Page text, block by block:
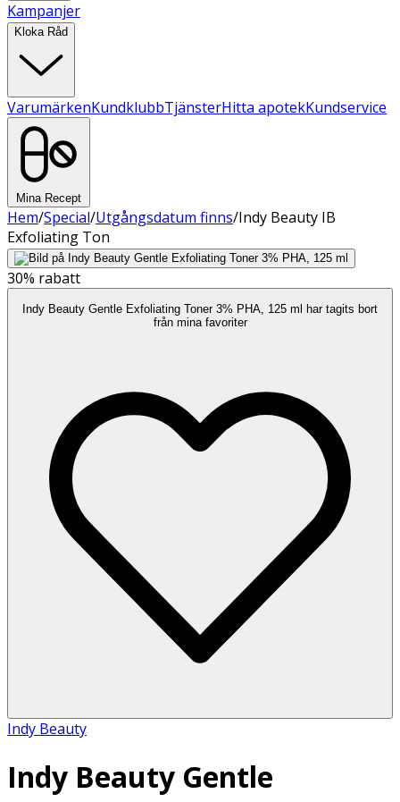
Kampanjer
Kloka Råd
VarumärkenKundklubbTjänsterHitta apotekKundservice
Mina Recept
Hem/Special/Utgångsdatum finns/Indy Beauty IB
Exfoliating Ton
30% rabatt
Indy Beauty Gentle Exfoliating Toner 3% PHA, 125 ml har tagits bort
från mina favoriter
Indy Beauty
Indy Beauty Gentle